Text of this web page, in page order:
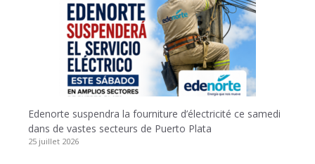
Edenorte suspendra la fourniture d’électricité ce samedi
dans de vastes secteurs de Puerto Plata
25 juillet 2026